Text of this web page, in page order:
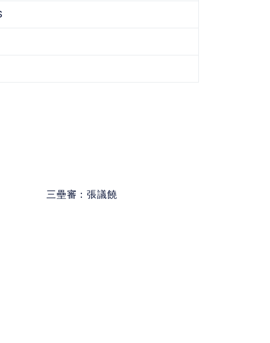
三壘審：張議饒